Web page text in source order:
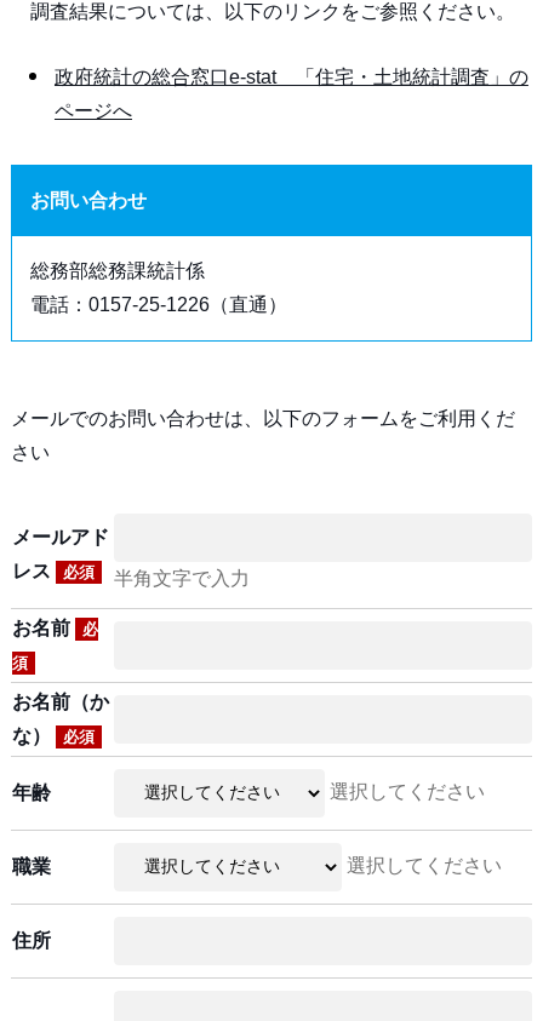
調査結果については、以下のリンクをご参照ください。
政府統計の総合窓口e-stat 「住宅・土地統計調査」の
ページへ
お問い合わせ
総務部総務課統計係
電話：0157-25-1226（直通）
メールでのお問い合わせは、以下のフォームをご利用くだ
さい
メールアド
レス
必須 半角文字で入力
お名前
必
須
お名前（か
な）
必須
年齢 選択してください
職業 選択してください
住所